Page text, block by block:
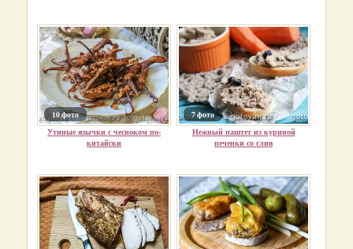
10 фото
Утиные язычки с чесноком по-
китайски
7 фото
Нежный паштет из куриной
печенки со слив